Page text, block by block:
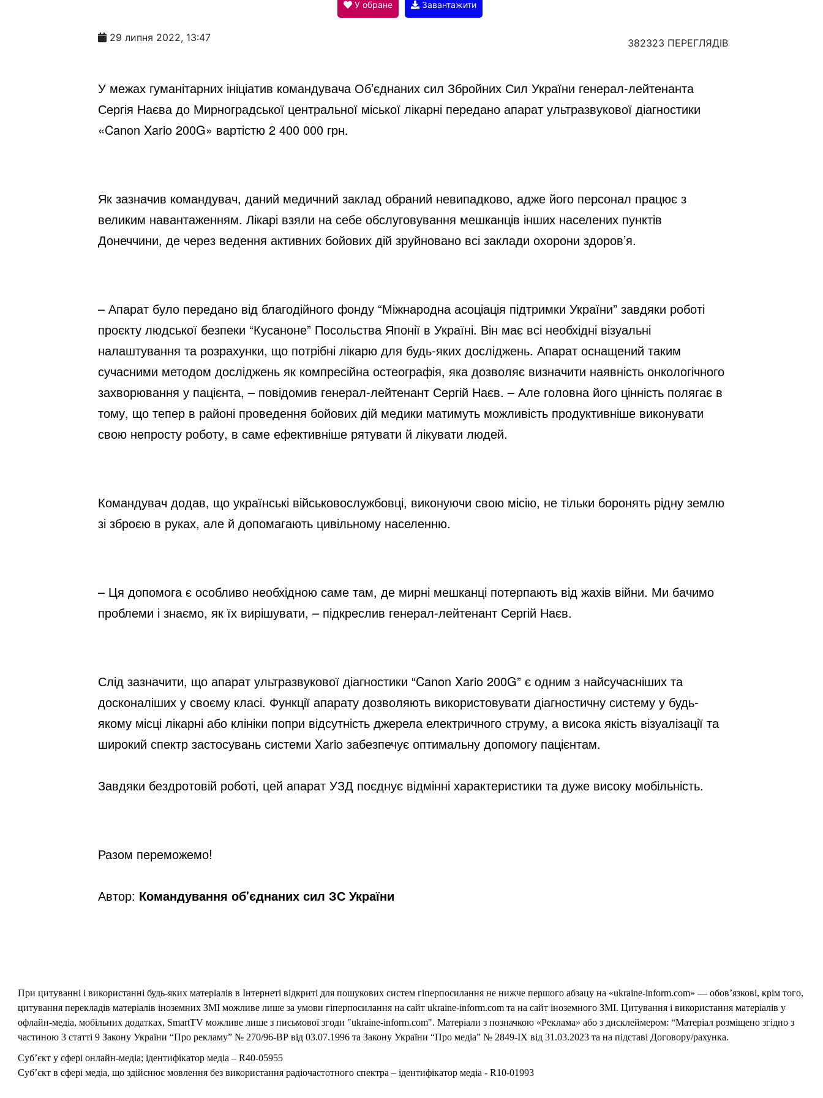
d
У обране Завантажити
29 липня 2022, 13:47 382323 ПЕРЕГЛЯДІВ
У межах гуманітарних ініціатив командувача Об’єднаних сил Збройних Сил України генерал-лейтенанта
Сергія Наєва до Мирноградської центральної міської лікарні передано апарат ультразвукової діагностики
«Canon Xario 200G» вартістю 2 400 000 грн.
Як зазначив командувач, даний медичний заклад обраний невипадково, адже його персонал працює з
великим навантаженням. Лікарі взяли на себе обслуговування мешканців інших населених пунктів
Донеччини, де через ведення активних бойових дій зруйновано всі заклади охорони здоров’я.
– Апарат було передано від благодійного фонду “Міжнародна асоціація підтримки України” завдяки роботі
проєкту людської безпеки “Кусаноне” Посольства Японії в Україні. Він має всі необхідні візуальні
налаштування та розрахунки, що потрібні лікарю для будь-яких досліджень. Апарат оснащений таким
сучасними методом досліджень як компресійна остеографія, яка дозволяє визначити наявність онкологічного
захворювання у пацієнта, – повідомив генерал-лейтенант Сергій Наєв. – Але головна його цінність полягає в
тому, що тепер в районі проведення бойових дій медики матимуть можливість продуктивніше виконувати
свою непросту роботу, в саме ефективніше рятувати й лікувати людей.
Командувач додав, що українські військовослужбовці, виконуючи свою місію, не тільки боронять рідну землю
зі зброєю в руках, але й допомагають цивільному населенню.
– Ця допомога є особливо необхідною саме там, де мирні мешканці потерпають від жахів війни. Ми бачимо
проблеми і знаємо, як їх вирішувати, – підкреслив генерал-лейтенант Сергій Наєв.
Слід зазначити, що апарат ультразвукової діагностики “Canon Xario 200G” є одним з найсучасніших та
досконаліших у своєму класі. Функції апарату дозволяють використовувати діагностичну систему у будь-
якому місці лікарні або клініки попри відсутність джерела електричного струму, а висока якість візуалізації та
широкий спектр застосувань системи Xario забезпечує оптимальну допомогу пацієнтам.
Завдяки бездротовій роботі, цей апарат УЗД поєднує відмінні характеристики та дуже високу мобільність.
Разом переможемо!
Автор: Командування об'єднаних сил ЗС України
При цитуванні і використанні будь-яких матеріалів в Інтернеті відкриті для пошукових систем гіперпосилання не нижче першого абзацу на «ukraine-inform.com» — обов’язкові, крім того,
цитування перекладів матеріалів іноземних ЗМІ можливе лише за умови гіперпосилання на сайт ukraine-inform.com та на сайт іноземного ЗМІ. Цитування і використання матеріалів у
офлайн-медіа, мобільних додатках, SmartTV можливе лише з письмової згоди "ukraine-inform.com". Матеріали з позначкою «Реклама» або з дисклеймером: “Матеріал розміщено згідно з
частиною 3 статті 9 Закону України “Про рекламу” № 270/96-ВР від 03.07.1996 та Закону України “Про медіа” № 2849-IX від 31.03.2023 та на підставі Договору/рахунка.
Суб’єкт у сфері онлайн-медіа; ідентифікатор медіа – R40-05955
Суб’єкт в сфері медіа, що здійснює мовлення без використання радіочастотного спектра – ідентифікатор медіа - R10-01993